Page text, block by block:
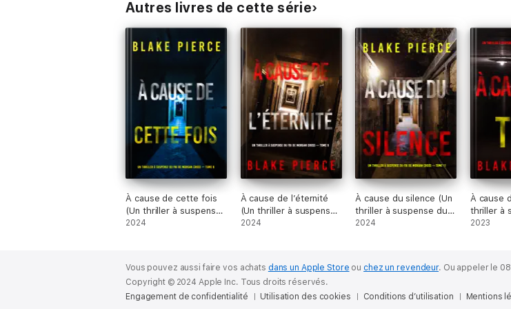
« Tout ce que je recherche dans un livre… une intrigue captivante, des personnages
effréné du début à la fin. J’enchaîne sans attendre avec le tome deux ! »
—Avis de lecteur (La fille, seule)
« Un livre palpitant, qui vous tient en haleine… un incontournable pour les amateurs de
—Avis de lecteur (La fille, seule)
⭐⭐⭐⭐⭐
Autres livres de cette série
À cause de cette fois
(Un thriller à suspense
du FBI de Morgan
2024
À cause de l’éternité
(Un thriller à suspense
du FBI de Morgan
2024
À cause du silence (Un
thriller à suspense du
FBI de Morgan Cross —
2024
À cause
thriller à
FBI de
2023
Vous pouvez aussi faire vos achats dans un Apple Store ou chez un revendeur. Ou appeler le
Copyright © 2024 Apple Inc. Tous droits réservés.
Engagement de confidentialité
Utilisation des cookies Conditions d’utilisation Mentions